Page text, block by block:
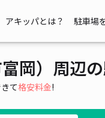
アキッパとは？ 駐車場
岡）周辺
て格安料金!